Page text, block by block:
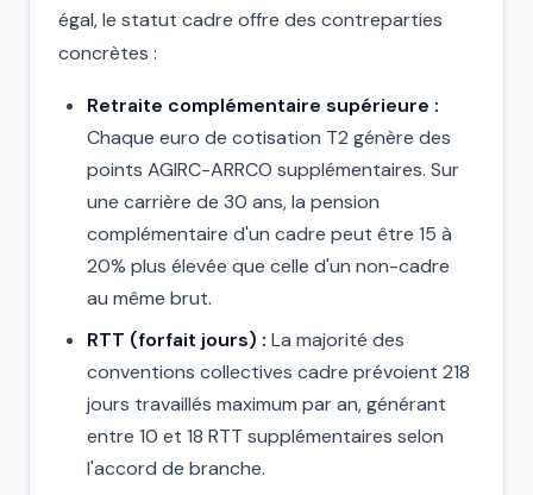
égal, le statut cadre offre des contreparties
concrètes :
Retraite complémentaire supérieure :
Chaque euro de cotisation T2 génère des
points AGIRC-ARRCO supplémentaires. Sur
une carrière de 30 ans, la pension
complémentaire d'un cadre peut être 15 à
20% plus élevée que celle d'un non-cadre
au même brut.
RTT (forfait jours) : La majorité des
conventions collectives cadre prévoient 218
jours travaillés maximum par an, générant
entre 10 et 18 RTT supplémentaires selon
l'accord de branche.